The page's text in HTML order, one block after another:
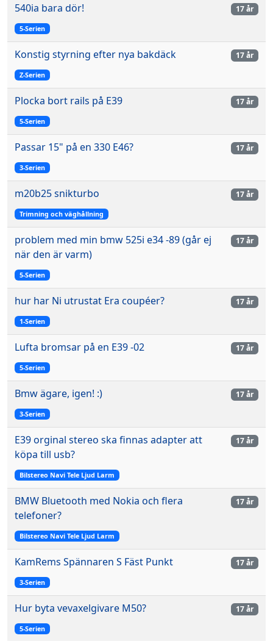
540ia bara dör!
5-Serien
17 år
Konstig styrning efter nya bakdäck
Z-Serien
17 år
Plocka bort rails på E39
5-Serien
17 år
Passar 15" på en 330 E46?
3-Serien
17 år
m20b25 snikturbo
Trimning och väghållning
17 år
problem med min bmw 525i e34 -89 (går ej
när den är varm)
5-Serien
17 år
hur har Ni utrustat Era coupéer?
1-Serien
17 år
Lufta bromsar på en E39 -02
5-Serien
17 år
Bmw ägare, igen! :)
3-Serien
17 år
E39 orginal stereo ska finnas adapter att
köpa till usb?
Bilstereo Navi Tele Ljud Larm
17 år
BMW Bluetooth med Nokia och flera
telefoner?
Bilstereo Navi Tele Ljud Larm
17 år
KamRems Spännaren S Fäst Punkt
3-Serien
17 år
Hur byta vevaxelgivare M50?
5-Serien
17 år